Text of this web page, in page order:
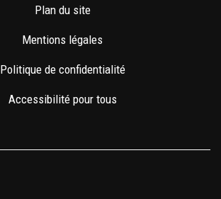
Plan du site
Mentions légales
Politique de confidentialité
Accessibilité pour tous